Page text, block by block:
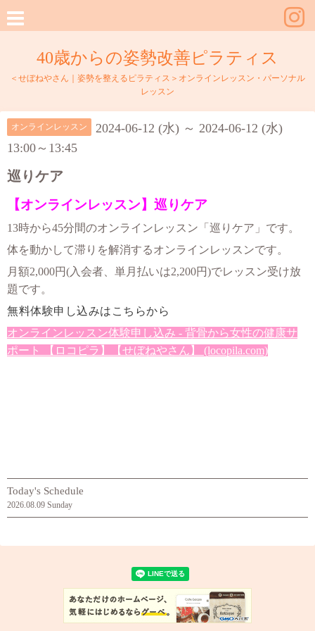
40歳からの姿勢改善ピラティス
＜せぼねやさん｜姿勢を整えるピラティス＞オンラインレッスン・パーソナル
レッスン
オンラインレッスン
2024-06-12 (水) ～ 2024-06-12 (水)
13:00～13:45
巡りケア
【オンラインレッスン】巡りケア
13時から45分間のオンラインレッスン「巡りケア」です。
体を動かして滞りを解消するオンラインレッスンです。
月額2,000円(入会者、単月払いは2,200円)でレッスン受け放
題です。
無料体験申し込みはこちらから
オンラインレッスン体験申し込み - 背骨から女性の健康サ
ポート 【ロコピラ】【せぼねやさん】 (locopila.com)
Today's Schedule
2026.08.09 Sunday